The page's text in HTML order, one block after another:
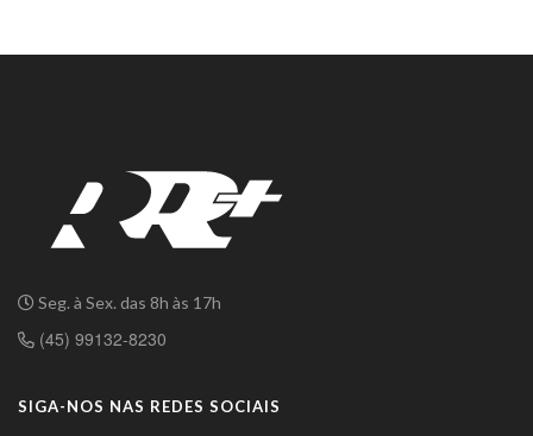
Seg. à Sex. das 8h às 17h
(45) 99132-8230
SIGA-NOS NAS REDES SOCIAIS